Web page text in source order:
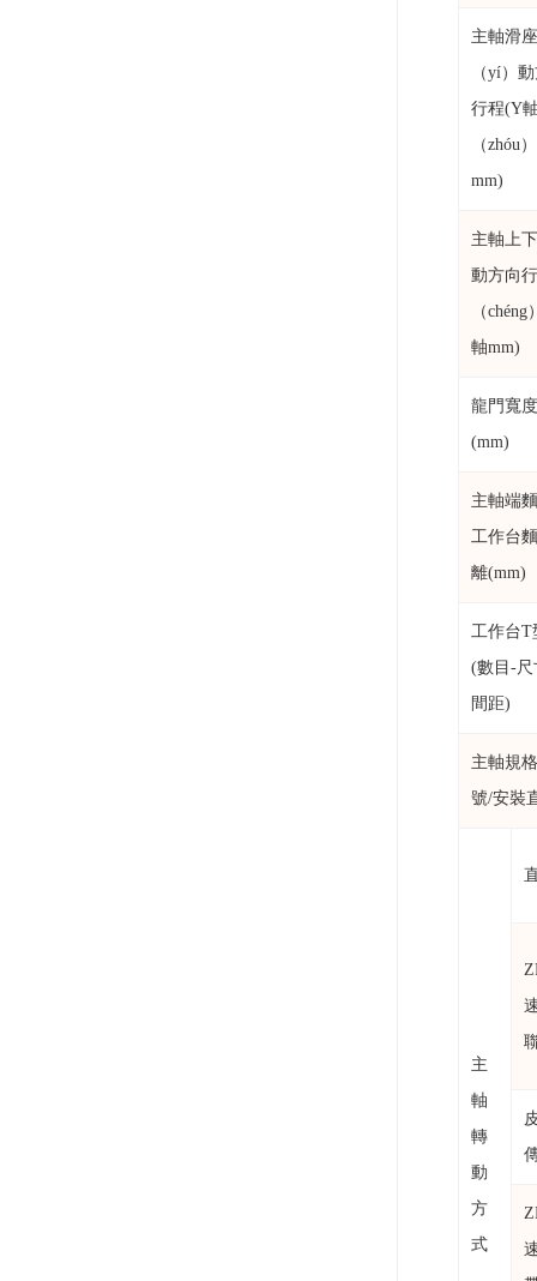
主軸滑
（yí）
行程(Y
（zhóu）
mm)
主軸上
動方向
（chéng
軸mm)
龍門寬度
(mm)
主軸端
工作台
離(mm)
工作台T
(數目-尺
間距)
主軸規
號/安裝
主
軸
轉
動
方
式